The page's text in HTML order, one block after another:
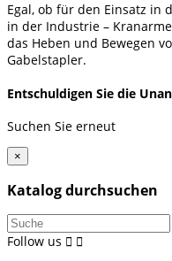
Egal, ob für den Einsatz in
in der Industrie –
das Heben und Bewegen
Gabelstapler.
Entschuldigen Sie die
Suchen Sie erneut
×
Katalog durchsuchen
Follow us  